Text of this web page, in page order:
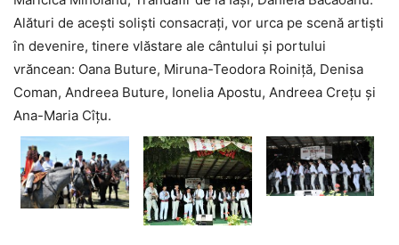
Alături de acești soliști consacrați, vor urca pe scenă artiști
în devenire, tinere vlăstare ale cântului și portului
vrăncean: Oana Buture, Miruna-Teodora Roiniță, Denisa
Coman, Andreea Buture, Ionelia Apostu, Andreea Crețu și
Ana-Maria Cîțu.